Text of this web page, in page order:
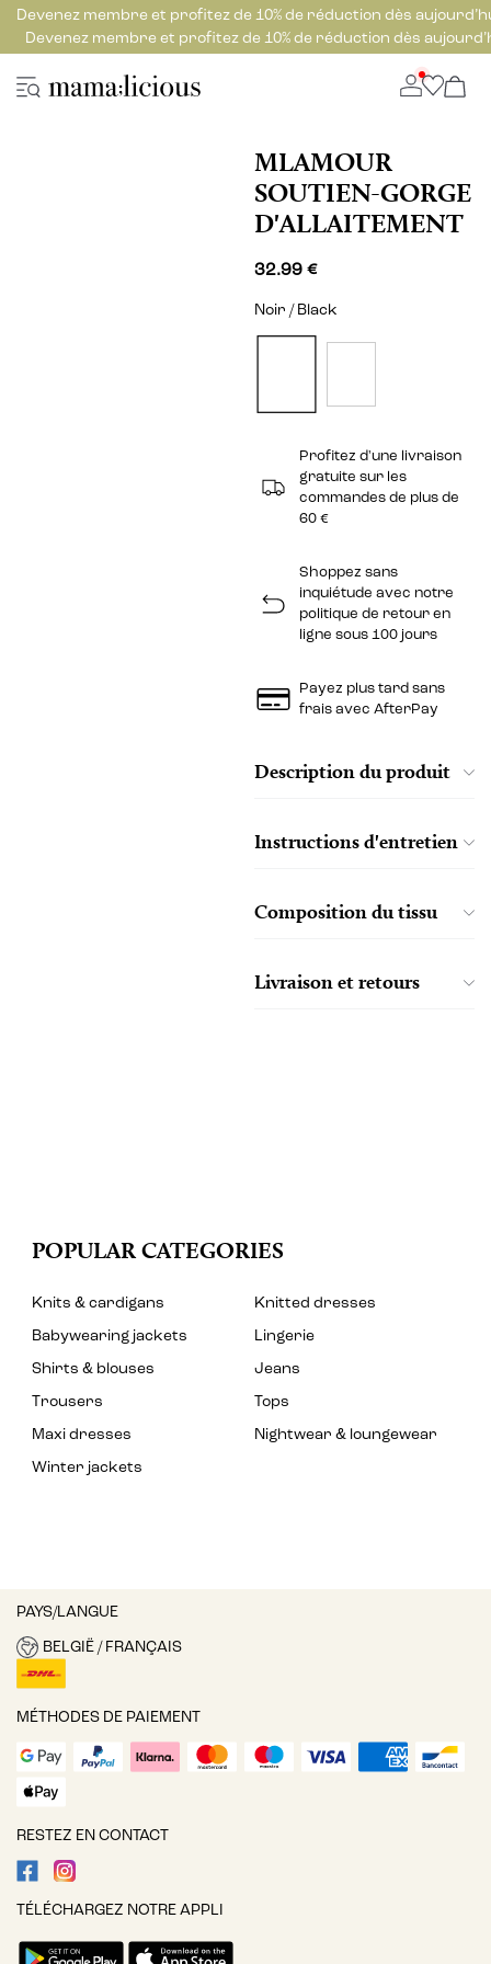
Devenez membre et profitez de 10% de réduction dès
Devenez membre et profitez de 10% de réduction dès
MLAMOUR
SOUTIEN-GORGE
D'ALLAITEMENT
32.99 €
Noir / Black
Profitez d'une livraison
gratuite sur les
commandes de plus de
60 €
Shoppez sans
inquiétude avec notre
politique de retour en
ligne sous 100 jours
Payez plus tard sans
frais avec AfterPay
Description du produit
Instructions d'entretien
Composition du tissu
Livraison et retours
POPULAR CATEGORIES
Knits & cardigans
Knitted dresses
Babywearing jackets
Lingerie
Shirts & blouses
Jeans
Trousers
Tops
Maxi dresses
Nightwear & loungewear
Winter jackets
PAYS/LANGUE
BELGIË / FRANÇAIS
MÉTHODES DE PAIEMENT
RESTEZ EN CONTACT
TÉLÉCHARGEZ NOTRE APPLI